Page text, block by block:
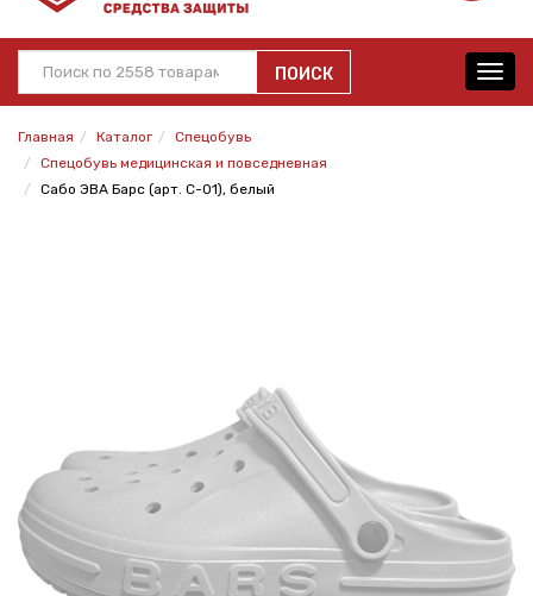
ПОИСК
Главная Каталог
Спецобувь
Спецобувь медицинская и повседневная
Сабо ЭВА Барс (арт. С-01), белый